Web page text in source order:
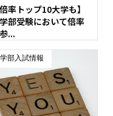
倍率トップ10大学も】
部受験において倍率
...
部入試情報